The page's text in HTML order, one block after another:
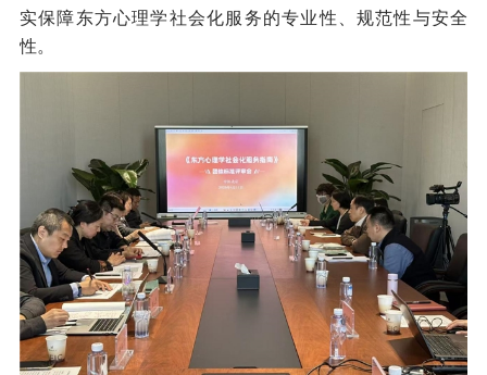
实保障东方心理学社会化服务的专业性、规范性与安全
性。